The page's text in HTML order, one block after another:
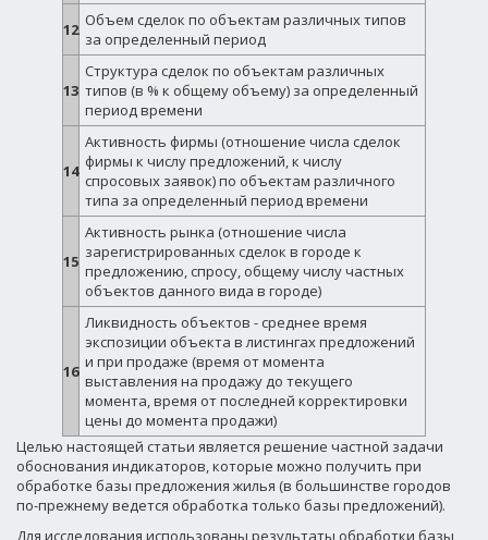
12 Объем сделок по объектам различных типов
за определенный период
13
Структура сделок по объектам различных
типов (в % к общему объему) за определенный
период времени
14
Активность фирмы (отношение числа сделок
фирмы к числу предложений, к числу
спросовых заявок) по объектам различного
типа за определенный период времени
15
Активность рынка (отношение числа
зарегистрированных сделок в городе к
предложению, спросу, общему числу частных
объектов данного вида в городе)
16
Ликвидность объектов - среднее время
экспозиции объекта в листингах предложений
и при продаже (время от момента
выставления на продажу до текущего
момента, время от последней корректировки
цены до момента продажи)
Целью настоящей статьи является решение частной задачи
обоснования индикаторов, которые можно получить при
обработке базы предложения жилья (в большинстве городов
по-прежнему ведется обработка только базы предложений).
Для исследования использованы результаты обработки базы